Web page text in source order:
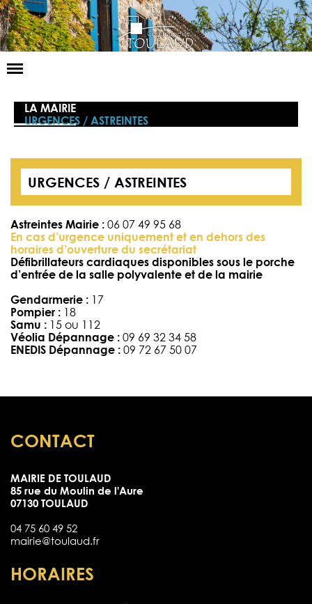
Basculer
LA MAIRIE
LA VIE LOCALE
VOS DÉMARCHES
CONTACT
LA MAIRIE
URGENCES / ASTREINTES
URGENCES / ASTREINTES
Astreintes Mairie : 06 07 49 95 68
En cas d’urgence uniquement et en dehors des
horaires d’ouverture du secrétariat
Défibrillateurs cardiaques disponibles sous le porche
d’entrée de la salle polyvalente et de la mairie
Gendarmerie : 17
Pompier : 18
Samu : 15 ou 112
Véolia Dépannage : 09 69 32 34 58
ENEDIS Dépannage : 09 72 67 50 07
CONTACT
MAIRIE DE TOULAUD
85 rue du Moulin de l'Aure
07130 TOULAUD
04 75 60 49 52
mairie@toulaud.fr
HORAIRES